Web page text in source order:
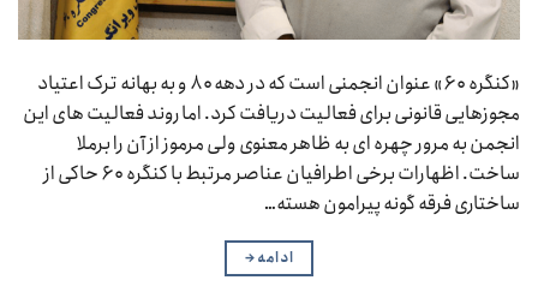
«کنگره ۶۰» عنوان انجمنی است که در دهه ۸۰ و به بهانه ترک اعتیاد
مجوزهایی قانونی برای فعالیت دریافت کرد. اما روند فعالیت های این
انجمن به مرور چهره ای به ظاهر معنوی ولی مرموز از آن را برملا
ساخت. اظهارات برخی اطرافیان عناصر مرتبط با کنگره ۶۰ حاکی از
ساختاری فرقه گونه پیرامون هسته…
ادامه→